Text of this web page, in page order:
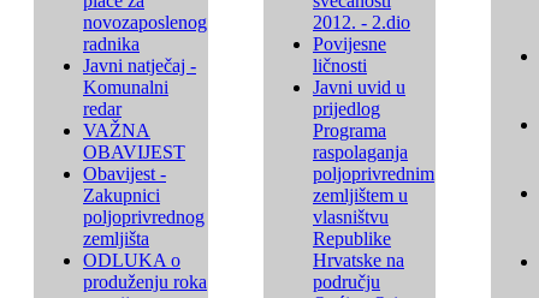
novozaposlenog
radnika
Javni natječaj -
Komunalni
redar
VAŽNA
OBAVIJEST
Obavijest -
Zakupnici
poljoprivrednog
zemljišta
ODLUKA o
produženju roka
2012. - 2.dio
Povijesne
ličnosti
Javni uvid u
prijedlog
Programa
raspolaganja
poljoprivrednim
zemljištem u
vlasništvu
Republike
Hrvatske na
području